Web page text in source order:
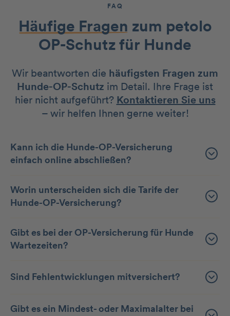
FAQ
Häufige Fragen zum petolo
OP-Schutz für Hunde
Wir beantworten die häufigsten Fragen zum
Hunde-OP-Schutz im Detail. Ihre Frage ist
hier nicht aufgeführt? Kontaktieren Sie uns
– wir helfen Ihnen gerne weiter!
Kann ich die Hunde-OP-Versicherung
einfach online abschließen?
Worin unterscheiden sich die Tarife der
Hunde-OP-Versicherung?
Gibt es bei der OP-Versicherung für Hunde
Wartezeiten?
Sind Fehlentwicklungen mitversichert?
Gibt es ein Mindest- oder Maximalalter bei